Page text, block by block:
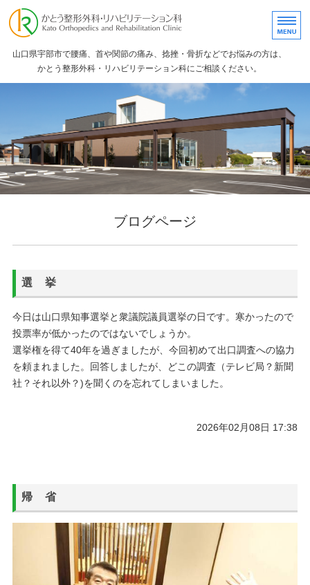
かとう整形外科・
山口県宇部市で腰痛、首や関節の痛み、捻挫・骨折などでお悩みの方は、
かとう整形外科・リハビリテーション科にご相談ください。
診断機器
リハビリ・物理療法
ブログページ
選 挙
今日は山口県知事選挙と衆議院議員選挙の日です。寒かったので
投票率が低かったのではないでしょうか。
選挙権を得て40年を過ぎましたが、今回初めて出口調査への協力
を頼まれました。回答しましたが、どこの調査（テレビ局？新聞
社？それ以外？)を聞くのを忘れてしまいました。
2026年02月08日 17:38
帰 省